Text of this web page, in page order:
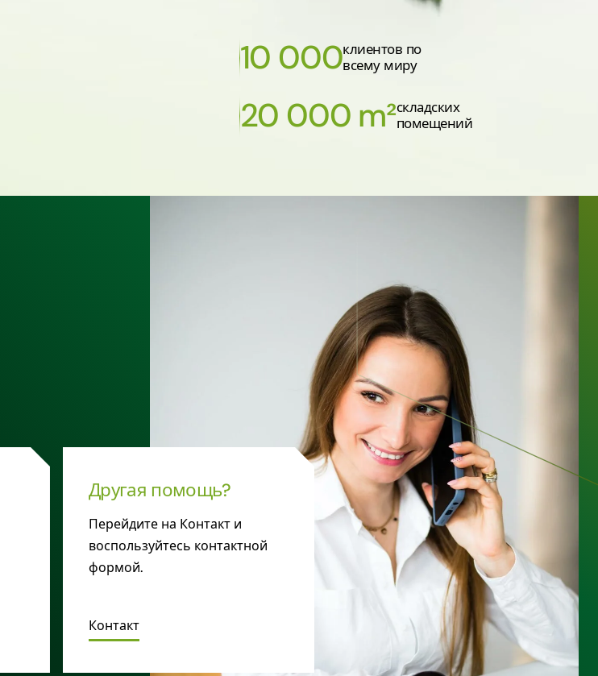
10 000клиентов по
всему миру
20 000 m²складских
помещений
Другая помощь?
Перейдите на Контакт и
воспользуйтесь контактной
формой.
Контакт